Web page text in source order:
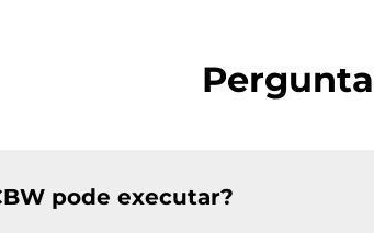
pode executar?